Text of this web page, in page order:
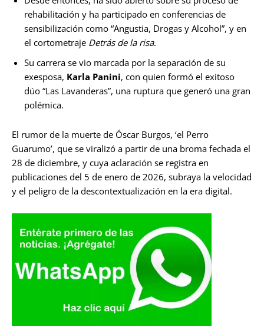
rehabilitación y ha participado en conferencias de
sensibilización como “Angustia, Drogas y Alcohol”, y en
el cortometraje Detrás de la risa.
Su carrera se vio marcada por la separación de su
exesposa, Karla Panini, con quien formó el exitoso
dúo “Las Lavanderas”, una ruptura que generó una gran
polémica.
El rumor de la muerte de Óscar Burgos, ‘el Perro
Guarumo’, que se viralizó a partir de una broma fechada el
28 de diciembre, y cuya aclaración se registra en
publicaciones del 5 de enero de 2026, subraya la velocidad
y el peligro de la descontextualización en la era digital.